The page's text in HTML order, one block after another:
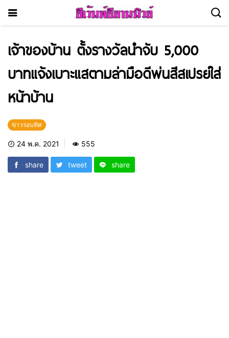
เจ้าของบ้าน ตั้งรางวัลนำจับ 5,000
บาทแจ้งเบาะแสตามล่ามือดีพ่นสีสเปรย์ใส่
หน้าบ้าน
ข่าวรอบทิศ
24 พ.ค. 2021 555
share tweet share